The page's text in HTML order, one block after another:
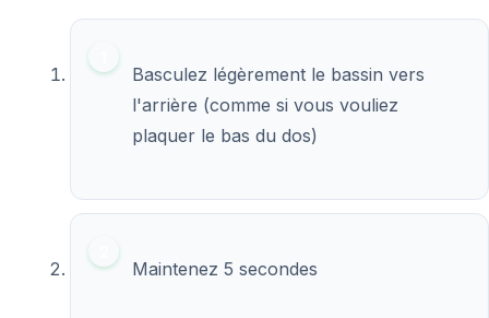
Basculez légèrement le bassin vers
l'arrière (comme si vous vouliez
plaquer le bas du dos)
Maintenez 5 secondes